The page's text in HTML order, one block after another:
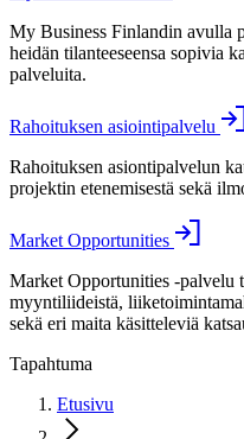
My Business Finlandin avulla
heidän tilanteeseensa sopivia
palveluita.
Rahoituksen asiointipalvelu
Rahoituksen asiontipalvelun
projektin etenemisestä sekä
Market Opportunities
Market Opportunities -palvelu
myyntiliideistä,
sekä eri maita käsitteleviä
Tapahtuma
Etusivu